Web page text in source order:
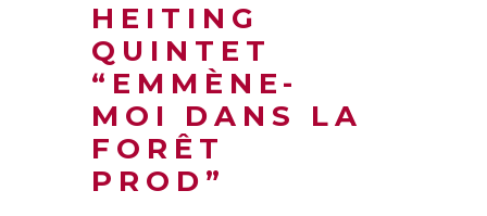
HEITING
QUINTET
“EMMÈNE-
MOI DANS LA
FORÊT
PROD”